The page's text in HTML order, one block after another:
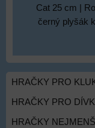
Cat 25 cm |
černý plyšák
HRAČKY PRO
HRAČKY PRO
HRAČKY